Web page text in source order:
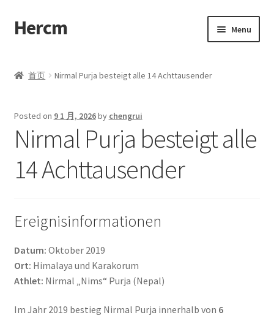
Skip
to
Skip
to
Hercm Menu
Cart
Checkout
Wishlist
首页 Nirmal Purja besteigt alle 14 Achttausender
Posted on 9 1 月, 2026by chengrui
Nirmal Purja besteigt alle
14 Achttausender
Ereignisinformationen
Datum: Oktober 2019
Ort: Himalaya und Karakorum
Athlet: Nirmal „Nims“ Purja (Nepal)
Im Jahr 2019 bestieg Nirmal Purja innerhalb von 6